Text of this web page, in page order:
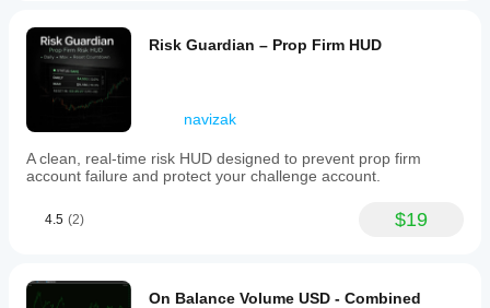
Risk Guardian – Prop Firm HUD
navizak
A clean, real-time risk HUD designed to prevent prop firm
account failure and protect your challenge account.
4.5 (2) $19
On Balance Volume USD - Combined